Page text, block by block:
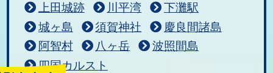
上田城跡
川平湾
下灘駅
城ヶ島
須賀神社
慶良間諸島
阿智村
八ヶ岳
波照間島
四国カルスト